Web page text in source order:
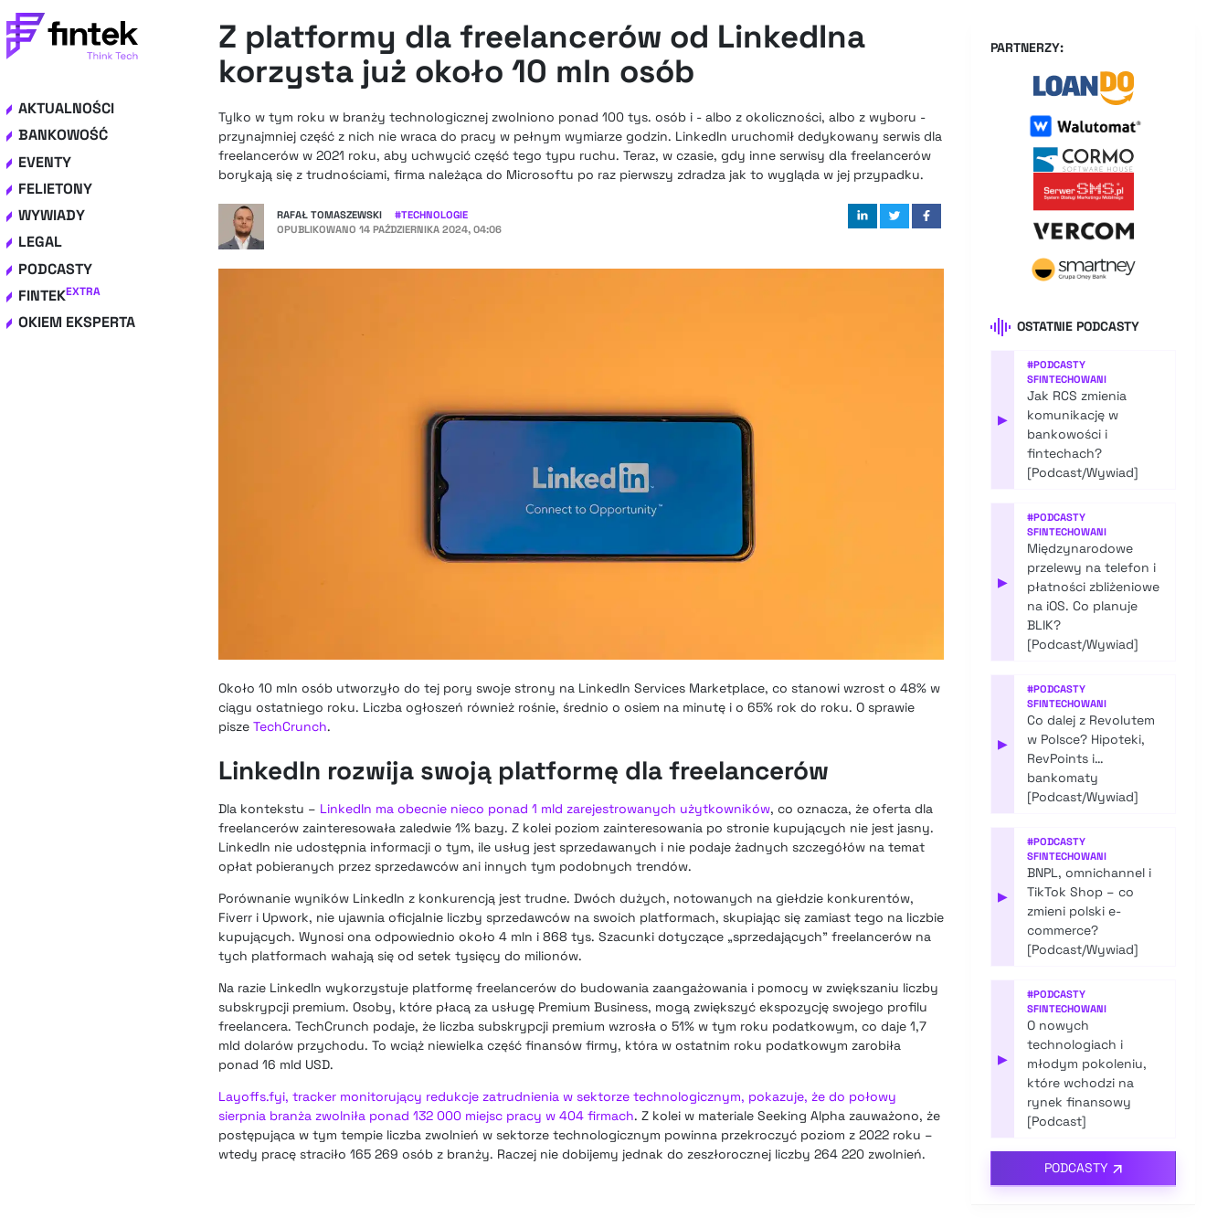
AKTUALNOŚCI
BANKOWOŚĆ
EVENTY
FELIETONY
WYWIADY
LEGAL
PODCASTY
FINTEKEXTRA
OKIEM EKSPERTA
Z platformy dla freelancerów od LinkedIna
korzysta już około 10 mln osób
Tylko w tym roku w branży technologicznej zwolniono ponad 100 tys. osób i - albo z okoliczności, albo z wyboru -
przynajmniej część z nich nie wraca do pracy w pełnym wymiarze godzin. LinkedIn uruchomił dedykowany serwis dla
freelancerów w 2021 roku, aby uchwycić część tego typu ruchu. Teraz, w czasie, gdy inne serwisy dla freelancerów
borykają się z trudnościami, firma należąca do Microsoftu po raz pierwszy zdradza jak to wygląda w jej przypadku.
RAFAŁ TOMASZEWSKI #TECHNOLOGIE
OPUBLIKOWANO 14 PAŹDZIERNIKA 2024, 04:06
Około 10 mln osób utworzyło do tej pory swoje strony na LinkedIn Services Marketplace, co stanowi wzrost o 48% w
ciągu ostatniego roku. Liczba ogłoszeń również rośnie, średnio o osiem na minutę i o 65% rok do roku. O sprawie
pisze TechCrunch.
LinkedIn rozwija swoją platformę dla freelancerów
Dla kontekstu – LinkedIn ma obecnie nieco ponad 1 mld zarejestrowanych użytkowników, co oznacza, że oferta dla
freelancerów zainteresowała zaledwie 1% bazy. Z kolei poziom zainteresowania po stronie kupujących nie jest jasny.
LinkedIn nie udostępnia informacji o tym, ile usług jest sprzedawanych i nie podaje żadnych szczegółów na temat
opłat pobieranych przez sprzedawców ani innych tym podobnych trendów.
Porównanie wyników LinkedIn z konkurencją jest trudne. Dwóch dużych, notowanych na giełdzie konkurentów,
Fiverr i Upwork, nie ujawnia oficjalnie liczby sprzedawców na swoich platformach, skupiając się zamiast tego na liczbie
kupujących. Wynosi ona odpowiednio około 4 mln i 868 tys. Szacunki dotyczące „sprzedających” freelancerów na
tych platformach wahają się od setek tysięcy do milionów.
Na razie LinkedIn wykorzystuje platformę freelancerów do budowania zaangażowania i pomocy w zwiększaniu liczby
subskrypcji premium. Osoby, które płacą za usługę Premium Business, mogą zwiększyć ekspozycję swojego profilu
freelancera. TechCrunch podaje, że liczba subskrypcji premium wzrosła o 51% w tym roku podatkowym, co daje 1,7
mld dolarów przychodu. To wciąż niewielka część finansów firmy, która w ostatnim roku podatkowym zarobiła
ponad 16 mld USD.
Layoffs.fyi, tracker monitorujący redukcje zatrudnienia w sektorze technologicznym, pokazuje, że do połowy
sierpnia branża zwolniła ponad 132 000 miejsc pracy w 404 firmach. Z kolei w materiale Seeking Alpha zauważono, że
postępująca w tym tempie liczba zwolnień w sektorze technologicznym powinna przekroczyć poziom z 2022 roku –
wtedy pracę straciło 165 269 osób z branży. Raczej nie dobijemy jednak do zeszłorocznej liczby 264 220 zwolnień.
PARTNERZY:
OSTATNIE PODCASTY
▶
#PODCASTY
SFINTECHOWANI
Jak RCS zmienia
komunikację w
bankowości i
fintechach?
[Podcast/Wywiad]
▶
#PODCASTY
SFINTECHOWANI
Międzynarodowe
przelewy na telefon i
płatności zbliżeniowe
na iOS. Co planuje
BLIK?
[Podcast/Wywiad]
▶
#PODCASTY
SFINTECHOWANI
Co dalej z Revolutem
w Polsce? Hipoteki,
RevPoints i…
bankomaty
[Podcast/Wywiad]
▶
#PODCASTY
SFINTECHOWANI
BNPL, omnichannel i
TikTok Shop – co
zmieni polski e-
commerce?
[Podcast/Wywiad]
▶
#PODCASTY
SFINTECHOWANI
O nowych
technologiach i
młodym pokoleniu,
które wchodzi na
rynek finansowy
[Podcast]
PODCASTY